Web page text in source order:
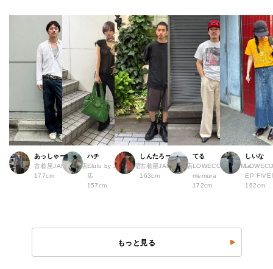
あっしゃー
古着屋JAM 原宿店
177cm
ハチ
Elulu by JAM 原宿
店
157cm
しんたろー
古着屋JAM 仙台店
163cm
てる
LOWECO by JAM a
memura
172cm
しいな
EP
162cm
もっと見る